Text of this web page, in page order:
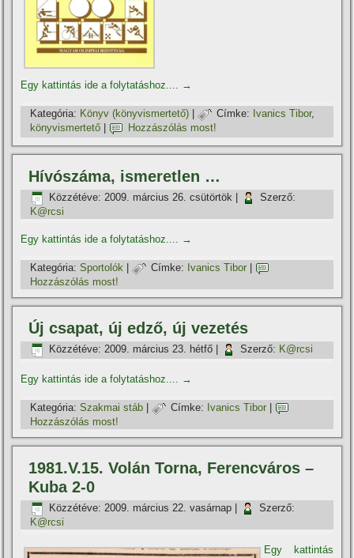
Egy kattintás ide a folytatáshoz.... →
Kategória: Könyv (könyvismertető) | Címke: Ivanics Tibor,
könyvismertető
Hozzászólás most!
Hí­vószáma, ismeretlen …
Közzétéve: 2009. március 26. csütörtök
Szerző:
K@rcsi
Egy kattintás ide a folytatáshoz.... →
Kategória: Sportolók | Címke: Ivanics Tibor
Hozzászólás most!
Új csapat, új edző, új vezetés
Közzétéve: 2009. március 23. hétfő Szerző: K@rcsi
Egy kattintás ide a folytatáshoz.... →
Kategória: Szakmai stáb | Címke: Ivanics Tibor
Hozzászólás most!
1981.V.15. Volán Torna, Ferencváros –
Kuba 2-0
Közzétéve: 2009. március 22. vasárnap
Szerző:
K@rcsi
Egy kattintás